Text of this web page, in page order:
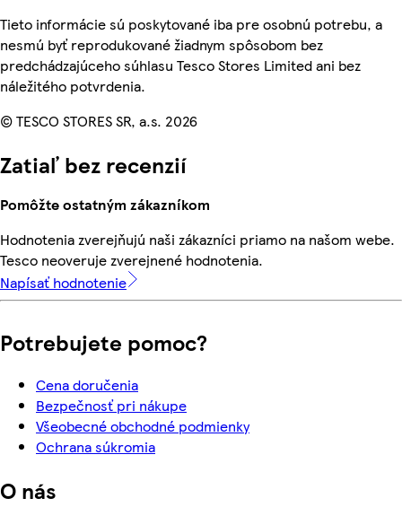
Tieto informácie sú poskytované iba pre osobnú potrebu, a
nesmú byť reprodukované žiadnym spôsobom bez
predchádzajúceho súhlasu Tesco Stores Limited ani bez
náležitého potvrdenia.
© TESCO STORES SR, a.s. 2026
Zatiaľ bez recenzií
Pomôžte ostatným zákazníkom
Hodnotenia zverejňujú naši zákazníci priamo na našom webe.
Tesco neoveruje zverejnené hodnotenia.
Napísať hodnotenie
Potrebujete pomoc?
Cena doručenia
Bezpečnosť pri nákupe
Všeobecné obchodné podmienky
Ochrana súkromia
O nás